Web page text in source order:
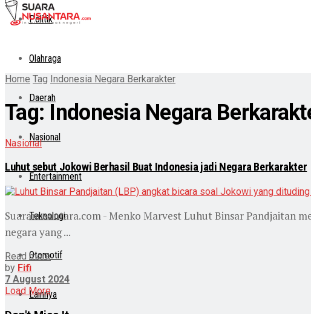
Politik
Olahraga
Daerah
Nasional
Entertainment
Teknologi
Otomotif
Lainnya
Home Tag Indonesia Negara Berkarakter
Tag: Indonesia Negara
Nasional
Luhut sebut Jokowi Berhasil Buat Indonesia jadi Negara Berkarakter
Suaranusantara.com - Menko Marvest Luhut Binsar Pandjaitan
negara yang ...
Read more
by Fifi
7 August 2024
Load More